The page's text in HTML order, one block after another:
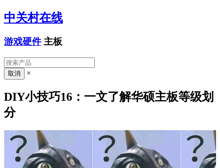
中关村在线
游戏硬件 主板
×
DIY小技巧16：一文了解华硕主板等级划
分